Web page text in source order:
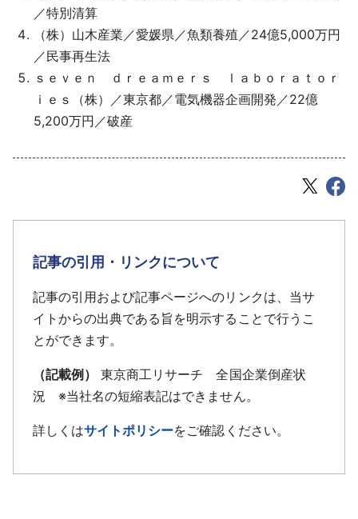
／特別清算
（株）山木産業／愛媛県／魚類養殖／24億5,000万円
／民事再生法
ｓｅｖｅｎ ｄｒｅａｍｅｒｓ ｌａｂｏｒａｔｏｒ
ｉｅｓ（株）／東京都／電気機器企画開発／22億
5,200万円／破産
記事の引用・リンクについて
記事の引用および記事ページへのリンクは、当サ
イトからの出典である旨を明示することで行うこ
とができます。
（記載例）
東京商工リサーチ 全国企業倒産状
況 ※当社名の短縮表記はできません。
詳しくはサイトポリシーをご確認ください。